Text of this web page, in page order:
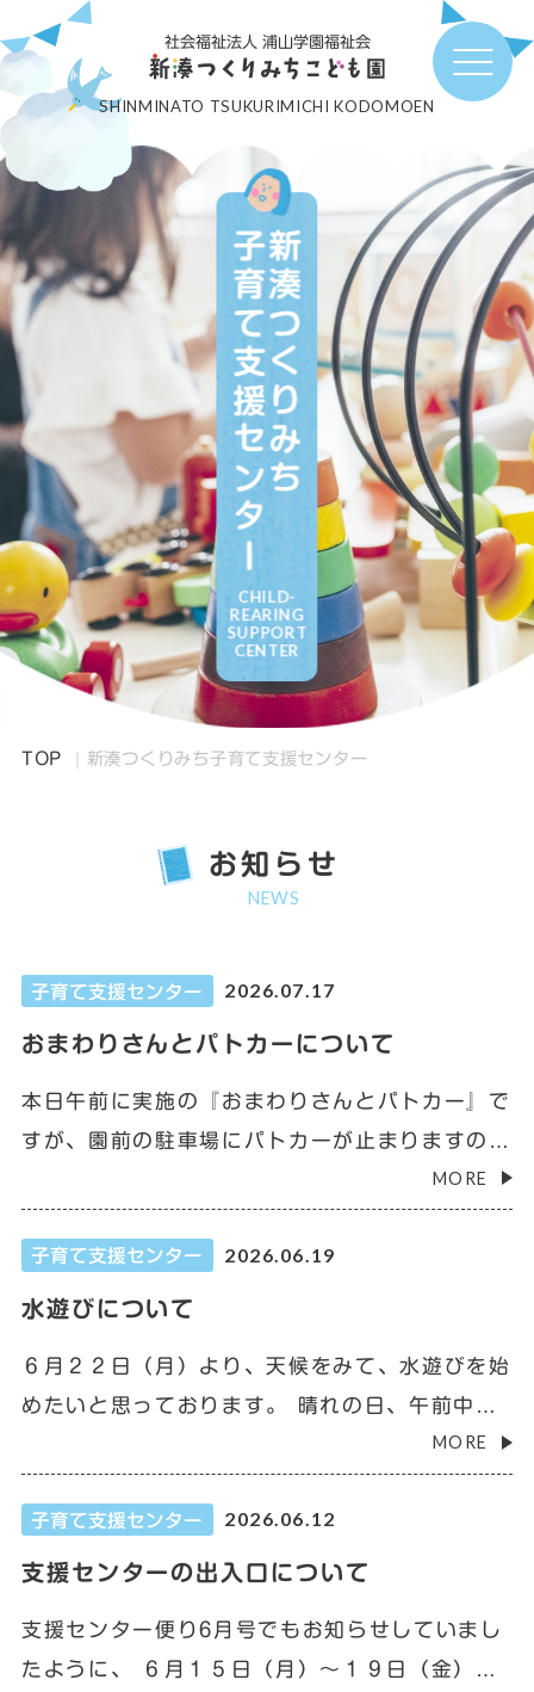
社会福祉法人 浦山学園福祉会
SHINMINATO TSUKURIMICHI KODOMOEN
新湊つくりみち
子育て支援センター
CHILD-
REARING
SUPPORT
CENTER
TOP 新湊つくりみち子育て支援センター
お知らせ
NEWS
子育て支援センター 2026.07.17
おまわりさんとパトカーについて
本日午前に実施の『おまわりさんとパトカー』で
すが、園前の駐車場にパトカーが止まりますの
で、支援センターに来られる方は、コミュニティ
トカーと写真を撮られる方は、下足の関係上、中
庭から出入りして下さい。 よろしくお願いいた
MORE
子育て支援センター 2026.06.19
水遊びについて
６月２２日（月）より、天候をみて、水遊びを始
めたいと思っております。 晴れの日、午前中の
せん。 また、晴れであっても行事等により実施
しない日は、HPで知らせますので、確認してか
び用おむつ、タオル、帽子など、必要なものを準
備して来て下さい。 よろしくお願いいたしま
MORE
子育て支援センター 2026.06.12
支援センターの出入口について
支援センター便り6月号でもお知らせしていまし
たように、 ６月１５日（月）～１９日（金）の